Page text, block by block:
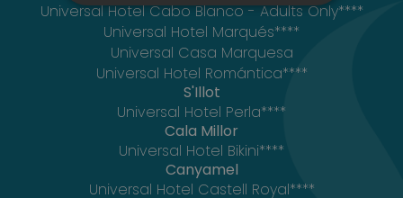
Universal Hotel Cabo Blanco - Adults Only****
Universal Hotel Marqués****
Universal Casa Marquesa
Universal Hotel Romántica****
S'Illot
Universal Hotel Perla****
Cala Millor
Universal Hotel Bikini****
Canyamel
Universal Hotel Castell Royal****